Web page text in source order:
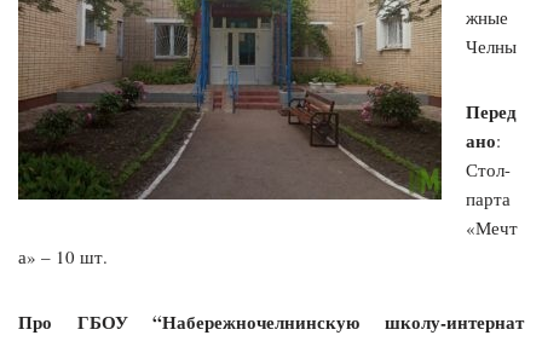
жные
Челны
Перед
ано:
Стол-
парта
«Мечт
а» – 10 шт.
Про ГБОУ “Набережночелнинскую школу-интернат